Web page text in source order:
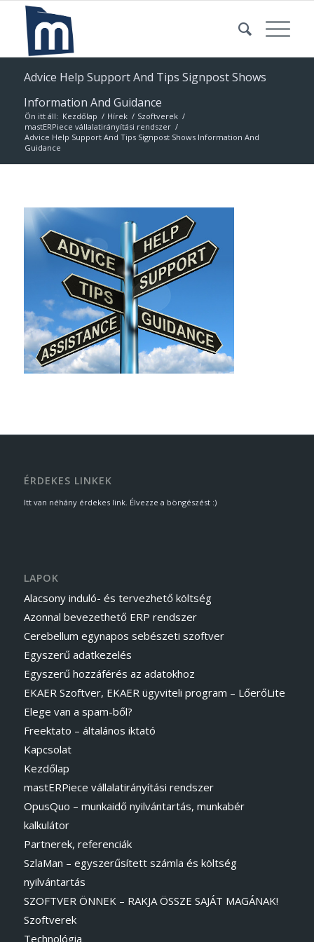
Advice Help Support And Tips Signpost Shows
Information And Guidance
Ön itt áll: Kezdőlap / Hírek / Szoftverek /
mastERPiece vállalatirányítási rendszer /
Advice Help Support And Tips Signpost Shows Information And
Guidance
ÉRDEKES LINKEK
Itt van néhány érdekes link. Élvezze a böngészést :)
LAPOK
Alacsony induló- és tervezhető költség
Azonnal bevezethető ERP rendszer
Cerebellum egynapos sebészeti szoftver
Egyszerű adatkezelés
Egyszerű hozzáférés az adatokhoz
EKAER Szoftver, EKAER ügyviteli program – LőerőLite
Elege van a spam-ből?
Freektato – általános iktató
Kapcsolat
Kezdőlap
mastERPiece vállalatirányítási rendszer
OpusQuo – munkaidő nyilvántartás, munkabér
kalkulátor
Partnerek, referenciák
SzlaMan – egyszerűsített számla és költség
nyilvántartás
SZOFTVER ÖNNEK – RAKJA ÖSSZE SAJÁT MAGÁNAK!
Szoftverek
Technológia